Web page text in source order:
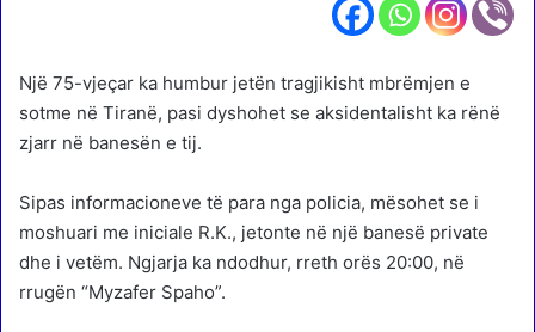
Një 75-vjeçar ka humbur jetën tragjikisht mbrëmjen e
sotme në Tiranë, pasi dyshohet se aksidentalisht ka rënë
zjarr në banesën e tij.
Sipas informacioneve të para nga policia, mësohet se i
moshuari me iniciale R.K., jetonte në një banesë private
dhe i vetëm. Ngjarja ka ndodhur, rreth orës 20:00, në
rrugën “Myzafer Spaho”.